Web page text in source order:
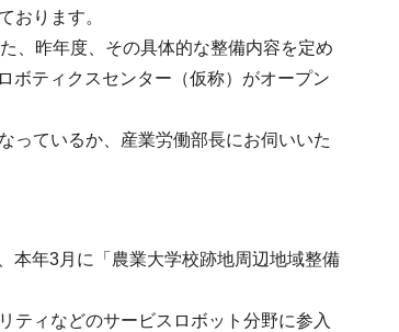
おります。
、昨年度、その具体的な整備内容を定め
ボティクスセンター（仮称）がオープン
っているか、産業労働部長にお伺いいた
本年3月に「農業大学校跡地周辺地域整備
ティなどのサービスロボット分野に参入